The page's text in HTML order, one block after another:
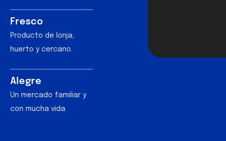
Fresco
Producto de lonja,
huerto y cercano.
Alegre
Un mercado familiar y
con mucha vida.